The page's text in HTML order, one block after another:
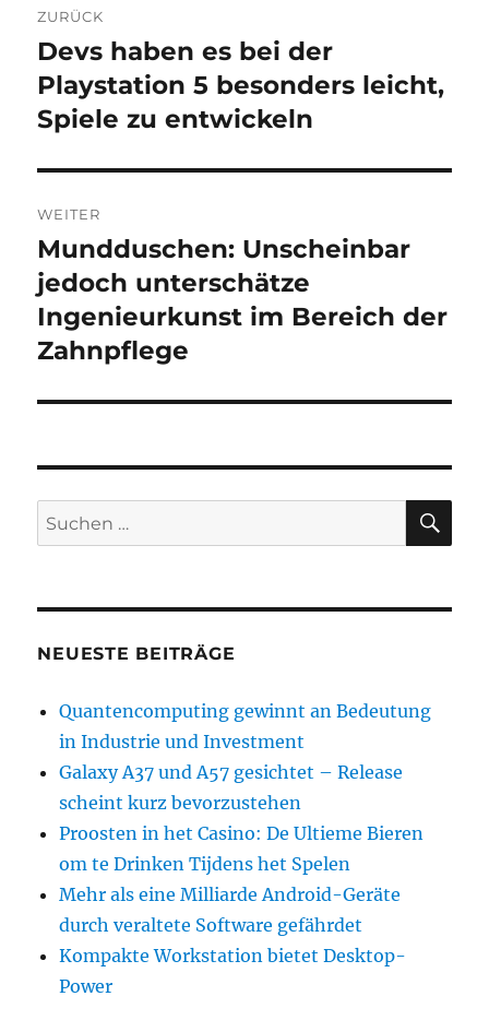
ZURÜCK
Vorheriger
Beitrag:
Devs haben es bei der
Playstation 5 besonders leicht,
Spiele zu entwickeln
WEITER
Nächster
Beitrag:
Mundduschen: Unscheinbar
jedoch unterschätze
Ingenieurkunst im Bereich der
Zahnpflege
Suchen
nach:
NEUESTE BEITRÄGE
Quantencomputing gewinnt an Bedeutung
in Industrie und Investment
Galaxy A37 und A57 gesichtet – Release
scheint kurz bevorzustehen
Proosten in het Casino: De Ultieme Bieren
om te Drinken Tijdens het Spelen
Mehr als eine Milliarde Android-Geräte
durch veraltete Software gefährdet
Kompakte Workstation bietet Desktop-
Power